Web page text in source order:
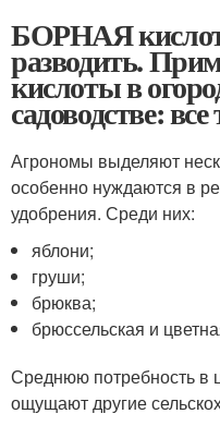
БОРНАЯ
разводить.
кислоты в
садоводстве:
Агрономы выделяют
особенно нуждаются в
удобрения. Среди них:
яблони;
груши;
брюква;
брюссельская и
Среднюю потребность в
ощущают другие